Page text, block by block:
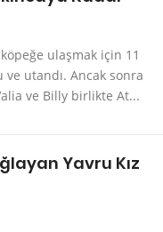
ulaşmak için 11
utandı. Ancak sonra
ve Billy birlikte At...
Yavru Kız